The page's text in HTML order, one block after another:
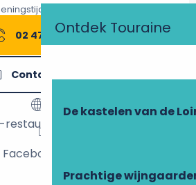
Ontdek Touraine
De kastelen van de
Prachtige
bekijken
02 47 05 79▒▒
Contacteer ons
traditionnel.fr
Facebook pagina